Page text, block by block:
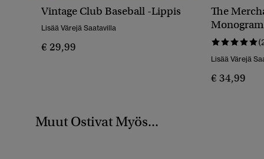
Vintage Club Baseball -lippis
Lisää Värejä Saatavilla
€ 29,99
The
Lippalakki
Lisää Värejä
€ 34,99
Muut Ostivat Myös...